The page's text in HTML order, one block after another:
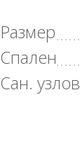
Размер
Спален
Сан. узлов